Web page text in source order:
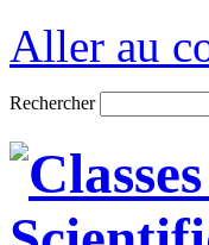
Aller au
Rechercher